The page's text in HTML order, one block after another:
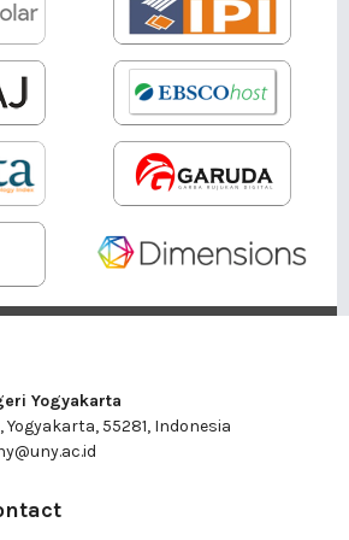
Yogyakarta
Yogyakarta, 55281, Indonesia